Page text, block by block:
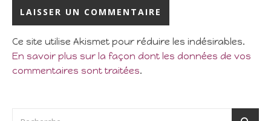
Ce site utilise Akismet pour réduire les indésirables.
En savoir plus sur la façon dont les données de vos
commentaires sont traitées.